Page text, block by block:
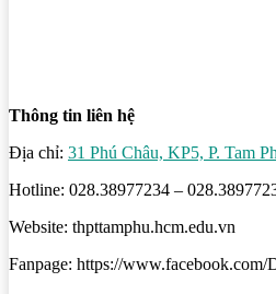
Thông tin liên hệ
Địa chỉ: 31 Phú Châu, KP5, P. Tam
Hotline: 028.38977234 –
Website: thpttamphu.hcm.edu.vn
Fanpage: https://